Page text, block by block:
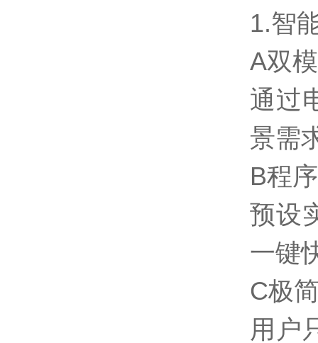
1.智
A双
通过
景需
B程
预设
一键
C极
用户